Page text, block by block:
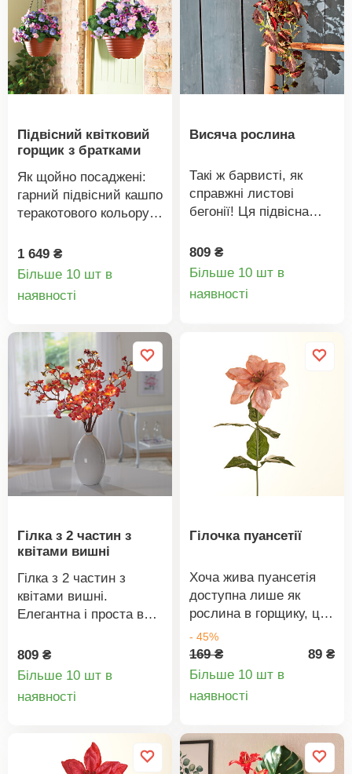
рожевий, фіолетовий.
Натуральні квіти з
поліестеру. Гейнсборо.
Підвісний квітковий
горщик з братками
Як щойно посаджені:
гарний підвісний кашпо
теракотового кольору з
братками ніжних
пастельних кольорів.
цвітінні, не потребує
у приміщенні, так і на
вулиці. Теракотовий
вигляд. Не
відрізняються від
справжніх квітів. Вони
цвітуть вічно.
Гейнсборо.
1 649 ₴
Більше 10 шт в
наявності
Висяча рослина
Такі ж барвисті, як
справжні листові
бегонії! Ця підвісна
прикрашатиме ваші
стіни та двері.
потребує жодного
809 ₴
Більше 10 шт в
наявності
Гілка з 2 частин з
квітами вишні
Гілка з 2 частин з
квітами вишні.
Елегантна і проста в
Поставляється без
вази. Працює від 2
В (не входять до
809 ₴
Більше 10 шт в
наявності
Гілочка пуансетії
Хоча жива пуансетія
доступна лише як
рослина в горщику, ця
надзвичайно довга
гілка пуансетії пасує до
будь-якого декору –
- 45%
169 ₴
89 ₴
Більше 10 шт в
наявності